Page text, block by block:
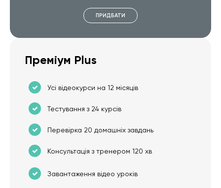
ПРИДБАТИ
Преміум Plus
Усі відеокурси на 12 місяців
Тестування з 24 курсів
Перевірка 20 домашніх завдань
Консультація з тренером 120 хв
Завантаження відео уроків